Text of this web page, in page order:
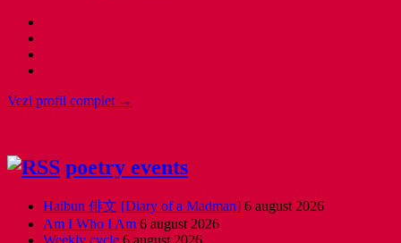
Vezi profil complet →
poetry events
Haibun 俳文 [Diary of a Madman] 6 august 2026
Am I Who I Am 6 august 2026
Weekly cycle 6 august 2026